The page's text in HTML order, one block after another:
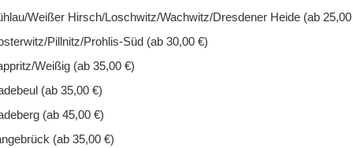
Weißer Hirsch/Loschwitz/Wachwitz/Dresdener Heide (ab
Pillnitz/Prohlis-Süd (ab 30,00 €)
Weißig (ab 35,00 €)
(ab 35,00 €)
(ab 45,00 €)
(ab 35,00 €)
Meeder
Lab), Tilsiter (Käsereimilch, Speisesalz, Käsereikulturen,